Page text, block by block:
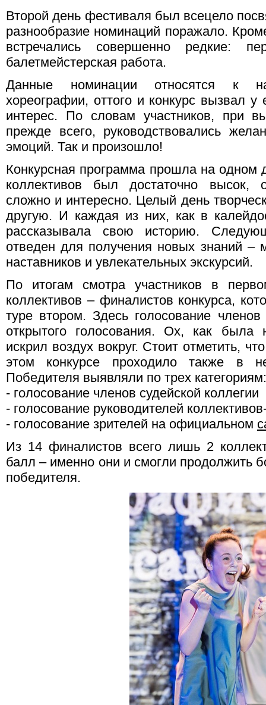
Второй день фестиваля был всецело
разнообразие номинаций поражало.
встречались совершенно редкие:
балетмейстерская работа.
Данные номинации относятся к
хореографии, оттого и конкурс вызвал
интерес. По словам участников, при
прежде всего, руководствовались
эмоций. Так и произошло!
Конкурсная программа прошла на одном
коллективов был достаточно высок,
сложно и интересно. Целый день
другую. И каждая из них, как в
рассказывала свою историю.
отведен для получения новых знаний –
наставников и увлекательных экскурсий.
По итогам смотра участников в
коллективов – финалистов конкурса,
туре втором. Здесь голосование
открытого голосования. Ох, как была
искрил воздух вокруг. Стоит отметить,
этом конкурсе проходило также в
Победителя выявляли по трех категориям:
- голосование членов судейской коллегии
- голосование руководителей
- голосование зрителей на официальном
Из 14 финалистов всего лишь 2
балл – именно они и смогли продолжить
победителя.